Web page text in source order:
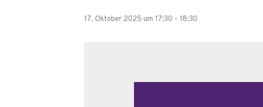
17. Oktober 2025 um 17:30 - 18:30